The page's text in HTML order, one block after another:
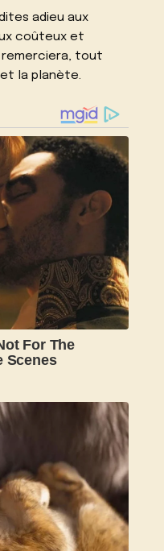
adieu aux
coûteux et
remerciera, tout
la planète.